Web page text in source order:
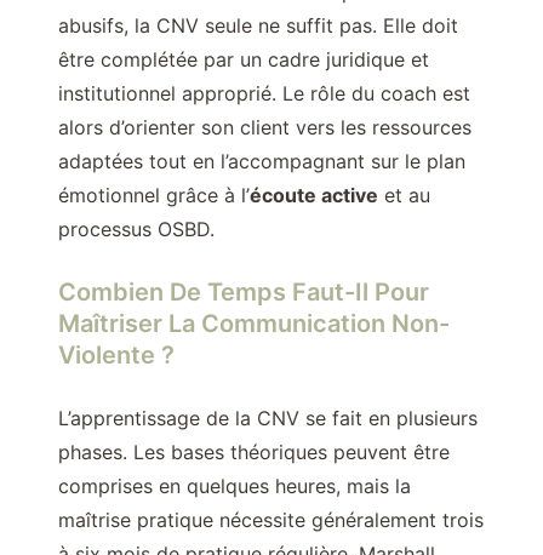
abusifs, la CNV seule ne suffit pas. Elle doit
être complétée par un cadre juridique et
institutionnel approprié. Le rôle du coach est
alors d’orienter son client vers les ressources
adaptées tout en l’accompagnant sur le plan
émotionnel grâce à l’écoute active et au
processus OSBD.
Combien De Temps Faut-Il Pour
Maîtriser La Communication Non-
Violente ?
L’apprentissage de la CNV se fait en plusieurs
phases. Les bases théoriques peuvent être
comprises en quelques heures, mais la
maîtrise pratique nécessite généralement trois